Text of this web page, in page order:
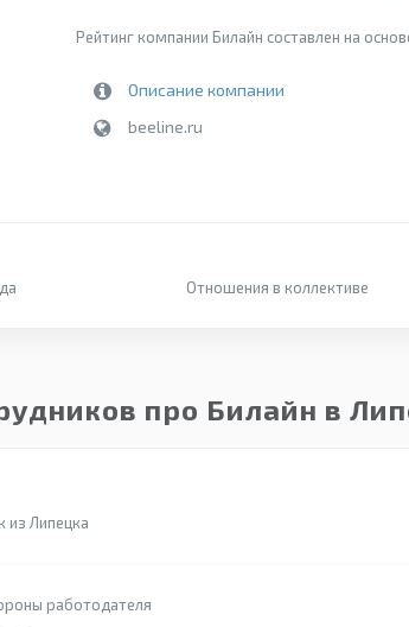
Рейтинг компании Билайн составлен на
Описание компании
beeline.ru
Отношения в коллективе
про Билайн в
из Липецка
работодателя